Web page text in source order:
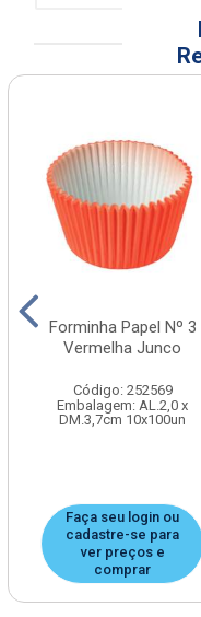
Forminha Papel Nº 3
Vermelha Junco
Código: 252569
Embalagem: AL.2,0 x
DM.3,7cm 10x100un
Faça seu login ou
cadastre-se para
ver preços e
comprar